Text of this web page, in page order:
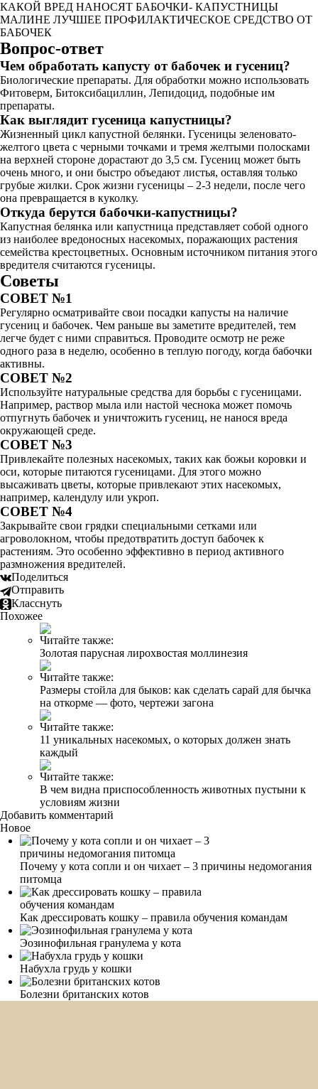
КАКОЙ ВРЕД НАНОСЯТ БАБОЧКИ- КАПУСТНИЦЫ
МАЛИНЕ ЛУЧШЕЕ ПРОФИЛАКТИЧЕСКОЕ СРЕДСТВО ОТ
БАБОЧЕК
Вопрос-ответ
Чем обработать капусту от бабочек и гусениц?
Биологические препараты. Для обработки можно использовать
Фитоверм, Битоксибациллин, Лепидоцид, подобные им
препараты.
Как выглядит гусеница капустницы?
Жизненный цикл капустной белянки. Гусеницы зеленовато-
желтого цвета с черными точками и тремя желтыми полосками
на верхней стороне дорастают до 3,5 см. Гусениц может быть
очень много, и они быстро объедают листья, оставляя только
грубые жилки. Срок жизни гусеницы – 2-3 недели, после чего
она превращается в куколку.
Откуда берутся бабочки-капустницы?
Капустная белянка или капустница представляет собой одного
из наиболее вредоносных насекомых, поражающих растения
семейства крестоцветных. Основным источником питания этого
вредителя считаются гусеницы.
Советы
СОВЕТ №1
Регулярно осматривайте свои посадки капусты на наличие
гусениц и бабочек. Чем раньше вы заметите вредителей, тем
легче будет с ними справиться. Проводите осмотр не реже
одного раза в неделю, особенно в теплую погоду, когда бабочки
активны.
СОВЕТ №2
Используйте натуральные средства для борьбы с гусеницами.
Например, раствор мыла или настой чеснока может помочь
отпугнуть бабочек и уничтожить гусениц, не нанося вреда
окружающей среде.
СОВЕТ №3
Привлекайте полезных насекомых, таких как божьи коровки и
оси, которые питаются гусеницами. Для этого можно
высаживать цветы, которые привлекают этих насекомых,
например, календулу или укроп.
СОВЕТ №4
Закрывайте свои грядки специальными сетками или
агроволокном, чтобы предотвратить доступ бабочек к
растениям. Это особенно эффективно в период активного
размножения вредителей.
Поделиться
Отправить
Класснуть
Похожее
Читайте также:
Золотая парусная лирохвостая моллинезия
Читайте также:
Размеры стойла для быков: как сделать сарай для бычка
на откорме — фото, чертежи загона
Читайте также:
11 уникальных насекомых, о которых должен знать
каждый
Читайте также:
В чем видна приспособленность животных пустыни к
условиям жизни
Добавить комментарий
Новое
Почему у кота сопли и он чихает – 3 причины недомогания
питомца
Как дрессировать кошку – правила обучения командам
Эозинофильная гранулема у кота
Набухла грудь у кошки
Болезни британских котов